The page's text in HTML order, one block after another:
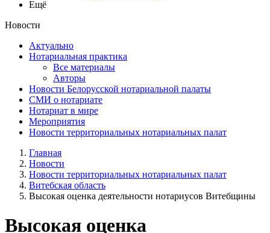
Ещё
Новости
Актуально
Нотариальная практика
Все материалы
Авторы
Новости Белорусской нотариальной палаты
СМИ о нотариате
Нотариат в мире
Мероприятия
Новости территориальных нотариальных палат
Главная
Новости
Новости территориальных нотариальных палат
Витебская область
Высокая оценка деятельности нотариусов Витебщины
Высокая оценка